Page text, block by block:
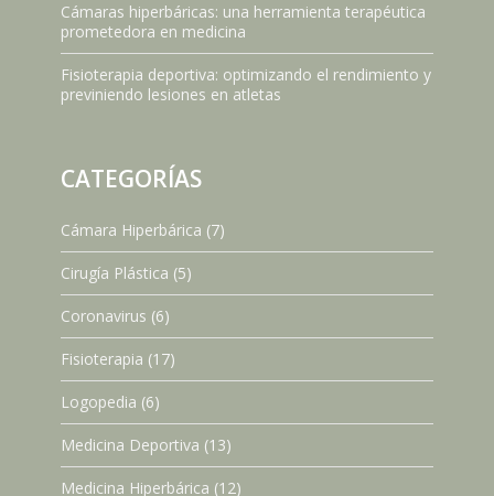
Cámaras hiperbáricas: una herramienta terapéutica
prometedora en medicina
Fisioterapia deportiva: optimizando el rendimiento y
previniendo lesiones en atletas
CATEGORÍAS
Cámara Hiperbárica (7)
Cirugía Plástica (5)
Coronavirus (6)
Fisioterapia (17)
Logopedia (6)
Medicina Deportiva (13)
Medicina Hiperbárica (12)